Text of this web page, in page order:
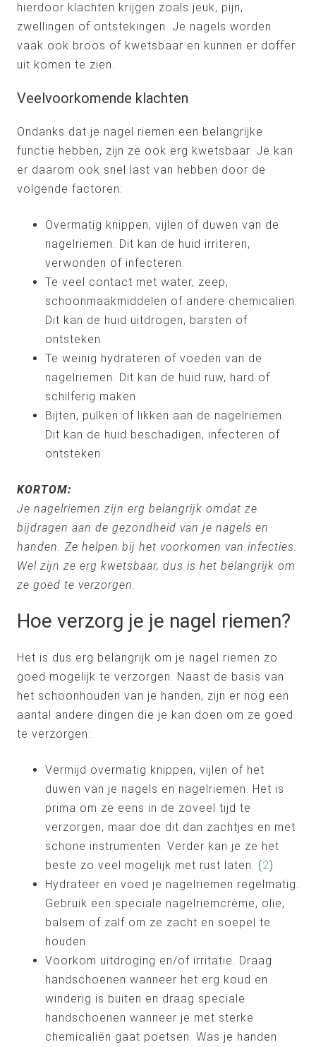
hierdoor klachten krijgen zoals jeuk, pijn,
zwellingen of ontstekingen. Je nagels worden
vaak ook broos of kwetsbaar en kunnen er doffer
uit komen te zien.
Veelvoorkomende klachten
Ondanks dat je nagel riemen een belangrijke
functie hebben, zijn ze ook erg kwetsbaar. Je kan
er daarom ook snel last van hebben door de
volgende factoren:
Overmatig knippen, vijlen of duwen van de
nagelriemen. Dit kan de huid irriteren,
verwonden of infecteren.
Te veel contact met water, zeep,
schoonmaakmiddelen of andere chemicaliën.
Dit kan de huid uitdrogen, barsten of
ontsteken.
Te weinig hydrateren of voeden van de
nagelriemen. Dit kan de huid ruw, hard of
schilferig maken.
Bijten, pulken of likken aan de nagelriemen.
Dit kan de huid beschadigen, infecteren of
ontsteken.
KORTOM:
Je nagelriemen zijn erg belangrijk omdat ze
bijdragen aan de gezondheid van je nagels en
handen. Ze helpen bij het voorkomen van infecties.
Wel zijn ze erg kwetsbaar, dus is het belangrijk om
ze goed te verzorgen.
Hoe verzorg je je nagel riemen?
Het is dus erg belangrijk om je nagel riemen zo
goed mogelijk te verzorgen. Naast de basis van
het schoonhouden van je handen, zijn er nog een
aantal andere dingen die je kan doen om ze goed
te verzorgen:
Vermijd overmatig knippen, vijlen of het
duwen van je nagels en nagelriemen. Het is
prima om ze eens in de zoveel tijd te
verzorgen, maar doe dit dan zachtjes en met
schone instrumenten. Verder kan je ze het
beste zo veel mogelijk met rust laten. (2)
Hydrateer en voed je nagelriemen regelmatig.
Gebruik een speciale nagelriemcrème, olie,
balsem of zalf om ze zacht en soepel te
houden.
Voorkom uitdroging en/of irritatie. Draag
handschoenen wanneer het erg koud en
winderig is buiten en draag speciale
handschoenen wanneer je met sterke
chemicaliën gaat poetsen. Was je handen